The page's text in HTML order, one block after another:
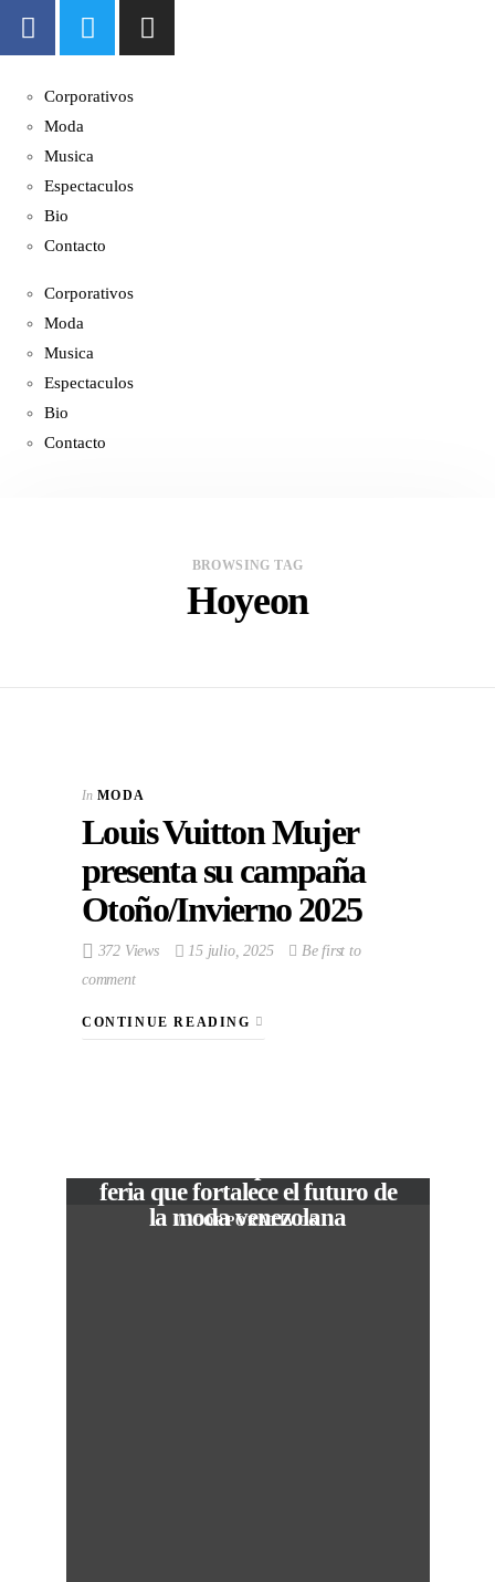
Corporativos
Moda
Musica
Espectaculos
Bio
Contacto
Corporativos
Moda
Musica
Espectaculos
Bio
Contacto
BROWSING TAG
Hoyeon
In MODA
Louis Vuitton Mujer
presenta su campaña
Otoño/Invierno 2025
372 Views 15 julio, 2025
Be first to
comment
CONTINUE READING
In CORPORATIVOS
feria que fortalece el futuro de
la moda venezolana